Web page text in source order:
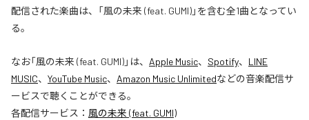
配信された楽曲は、「風の未来 (feat. GUMI)」を含む全1曲となってい
る。
なお「風の未来 (feat. GUMI)」は、 Apple Music、 Spotify、 LINE
MUSIC、 YouTube Music、 Amazon Music Unlimitedなどの音楽配信サ
ービスで聴くことができる。
各配信サービス： 風の未来 (feat. GUMI)